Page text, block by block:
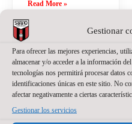
Gestionar
Para ofrecer las mejores experiencias,
almacenar y/o acceder a la información
tecnologías nos permitirá procesar datos
identificaciones únicas en este sitio. No
afectar negativamente a ciertas
Gestionar los servicios
Read More »